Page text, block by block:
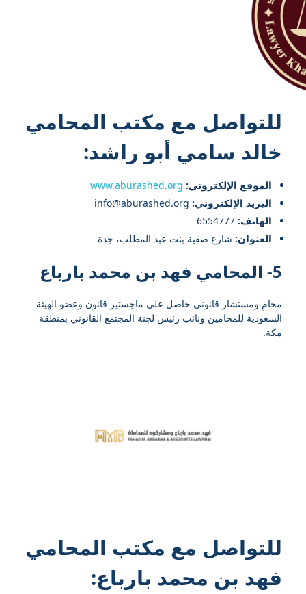
للتواصل مع مكتب المحامي
خالد سامي أبو راشد:
الموقع الإلكتروني: www.aburashed.org
البريد الإلكتروني:
الهاتف: 6554777
العنوان: شارع صفية بنت عبد المطلب، جدة
5- المحامي فهد بن محمد بارباع
محامِ ومستشار قانوني حاصل علي ماجستير قانون وعضو الهيئة
السعودية للمحامين ونائب رئيس لجنة المجتمع القانوني بمنطقة
مكة.
للتواصل مع مكتب المحامي
فهد بن محمد بارباع: